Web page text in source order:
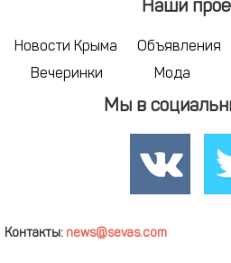
Наши
Новости Крыма Объявления
Вечеринки
Мода
Мы в
Контакты: news@sevas.com